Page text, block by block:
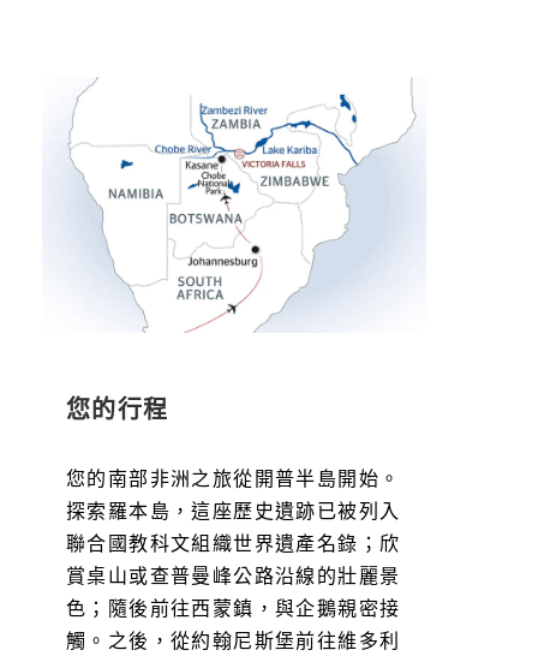
您的行程
您的南部非洲之旅從開普半島開始。
探索羅本島，這座歷史遺跡已被列入
聯合國教科文組織世界遺產名錄；欣
賞桌山或查普曼峰公路沿線的壯麗景
色；隨後前往西蒙鎮，與企鵝親密接
觸。之後，從約翰尼斯堡前往維多利